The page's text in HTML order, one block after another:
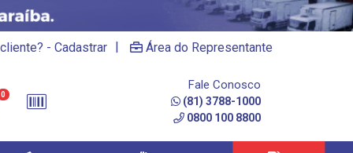
- Cadastrar | Área do Representante
0
Fale Conosco
(81) 3788-1000
0800 100 8800